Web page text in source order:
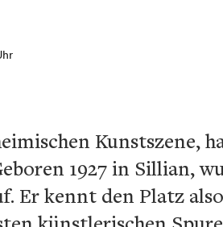
Kunstszene,
1927 in Sillian,
Er kennt den Platz